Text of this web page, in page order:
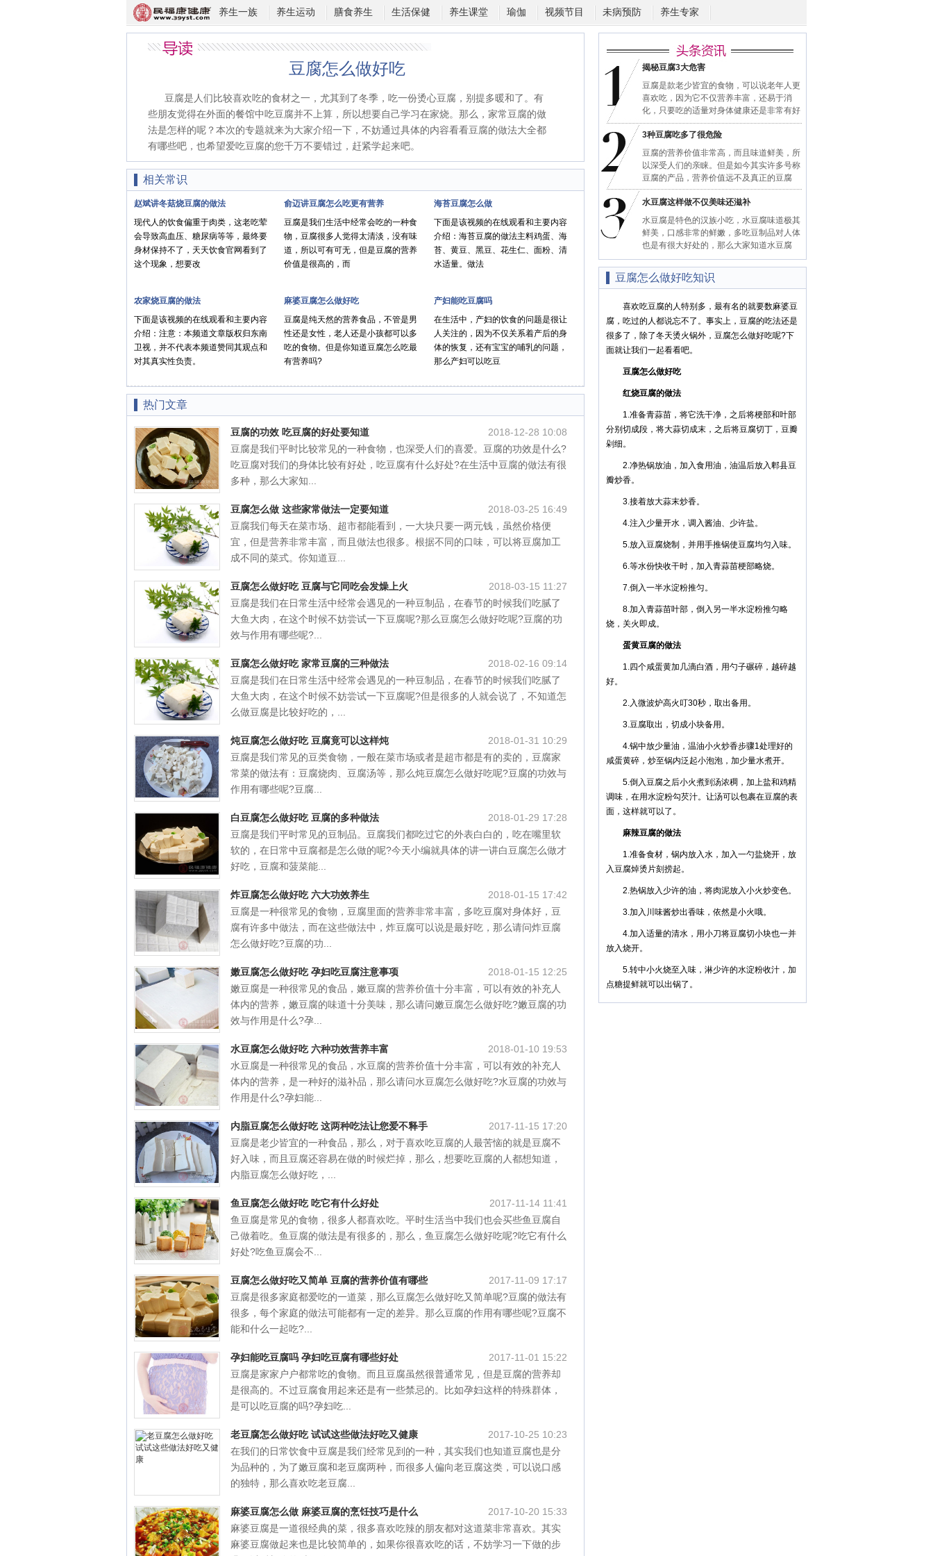
养生一族 养生运动 膳食养生 生活保健 养生课堂 瑜伽 视频节目 未病预防 养生专家
豆腐怎么做好吃
豆腐是人们比较喜欢吃的食材之一，尤其到了冬季，吃一份烫心豆腐，别提多暖和了。有
些朋友觉得在外面的餐馆中吃豆腐并不上算，所以想要自己学习在家烧。那么，家常豆腐的做
法是怎样的呢？本次的专题就来为大家介绍一下，不妨通过具体的内容看看豆腐的做法大全都
有哪些吧，也希望爱吃豆腐的您千万不要错过，赶紧学起来吧。
相关常识
赵斌讲冬菇烧豆腐的做法
现代人的饮食偏重于肉类，这老吃荤
会导致高血压、糖尿病等等，最终要
身材保持不了，天天饮食官网看到了
这个现象，想要改
俞迈讲豆腐怎么吃更有营养
豆腐是我们生活中经常会吃的一种食
物，豆腐很多人觉得太清淡，没有味
道，所以可有可无，但是豆腐的营养
价值是很高的，而
海苔豆腐怎么做
下面是该视频的在线观看和主要内容
介绍：海苔豆腐的做法主料鸡蛋、海
苔、黄豆、黑豆、花生仁、面粉、清
水适量。做法
农家烧豆腐的做法
下面是该视频的在线观看和主要内容
介绍：注意：本频道文章版权归东南
卫视，并不代表本频道赞同其观点和
对其真实性负责。
麻婆豆腐怎么做好吃
豆腐是纯天然的营养食品，不管是男
性还是女性，老人还是小孩都可以多
吃的食物。但是你知道豆腐怎么吃最
有营养吗?
产妇能吃豆腐吗
在生活中，产妇的饮食的问题是很让
人关注的，因为不仅关系着产后的身
体的恢复，还有宝宝的哺乳的问题，
那么产妇可以吃豆
热门文章
豆腐的功效 吃豆腐的好处要知道
2018-12-28 10:08
豆腐是我们平时比较常见的一种食物，也深受人们的喜爱。豆腐的功效是什么?
吃豆腐对我们的身体比较有好处，吃豆腐有什么好处?在生活中豆腐的做法有很
多种，那么大家知...
豆腐怎么做 这些家常做法一定要知道
2018-03-25 16:49
豆腐我们每天在菜市场、超市都能看到，一大块只要一两元钱，虽然价格便
宜，但是营养非常丰富，而且做法也很多。根据不同的口味，可以将豆腐加工
成不同的菜式。你知道豆...
豆腐怎么做好吃 豆腐与它同吃会发燥上火
2018-03-15 11:27
豆腐是我们在日常生活中经常会遇见的一种豆制品，在春节的时候我们吃腻了
大鱼大肉，在这个时候不妨尝试一下豆腐呢?那么豆腐怎么做好吃呢?豆腐的功
效与作用有哪些呢?...
豆腐怎么做好吃 家常豆腐的三种做法
2018-02-16 09:14
豆腐是我们在日常生活中经常会遇见的一种豆制品，在春节的时候我们吃腻了
大鱼大肉，在这个时候不妨尝试一下豆腐呢?但是很多的人就会说了，不知道怎
么做豆腐是比较好吃的，...
炖豆腐怎么做好吃 豆腐竟可以这样炖
2018-01-31 10:29
豆腐是我们常见的豆类食物，一般在菜市场或者是超市都是有的卖的，豆腐家
常菜的做法有：豆腐烧肉、豆腐汤等，那么炖豆腐怎么做好吃呢?豆腐的功效与
作用有哪些呢?豆腐...
白豆腐怎么做好吃 豆腐的多种做法
2018-01-29 17:28
豆腐是我们平时常见的豆制品。豆腐我们都吃过它的外表白白的，吃在嘴里软
软的，在日常中豆腐都是怎么做的呢?今天小编就具体的讲一讲白豆腐怎么做才
好吃，豆腐和菠菜能...
炸豆腐怎么做好吃 六大功效养生
2018-01-15 17:42
豆腐是一种很常见的食物，豆腐里面的营养非常丰富，多吃豆腐对身体好，豆
腐有许多中做法，而在这些做法中，炸豆腐可以说是最好吃，那么请问炸豆腐
怎么做好吃?豆腐的功...
嫩豆腐怎么做好吃 孕妇吃豆腐注意事项
2018-01-15 12:25
嫩豆腐是一种很常见的食品，嫩豆腐的营养价值十分丰富，可以有效的补充人
体内的营养，嫩豆腐的味道十分美味，那么请问嫩豆腐怎么做好吃?嫩豆腐的功
效与作用是什么?孕...
水豆腐怎么做好吃 六种功效营养丰富
2018-01-10 19:53
水豆腐是一种很常见的食品，水豆腐的营养价值十分丰富，可以有效的补充人
体内的营养，是一种好的滋补品，那么请问水豆腐怎么做好吃?水豆腐的功效与
作用是什么?孕妇能...
内脂豆腐怎么做好吃 这两种吃法让您爱不释手
2017-11-15 17:20
豆腐是老少皆宜的一种食品，那么，对于喜欢吃豆腐的人最苦恼的就是豆腐不
好入味，而且豆腐还容易在做的时候烂掉，那么，想要吃豆腐的人都想知道，
内脂豆腐怎么做好吃，...
鱼豆腐怎么做好吃 吃它有什么好处
2017-11-14 11:41
鱼豆腐是常见的食物，很多人都喜欢吃。平时生活当中我们也会买些鱼豆腐自
己做着吃。鱼豆腐的做法是有很多的，那么，鱼豆腐怎么做好吃呢?吃它有什么
好处?吃鱼豆腐会不...
豆腐怎么做好吃又简单 豆腐的营养价值有哪些
2017-11-09 17:17
豆腐是很多家庭都爱吃的一道菜，那么豆腐怎么做好吃又简单呢?豆腐的做法有
很多，每个家庭的做法可能都有一定的差异。那么豆腐的作用有哪些呢?豆腐不
能和什么一起吃?...
孕妇能吃豆腐吗 孕妇吃豆腐有哪些好处
2017-11-01 15:22
豆腐是家家户户都常吃的食物。而且豆腐虽然很普通常见，但是豆腐的营养却
是很高的。不过豆腐食用起来还是有一些禁忌的。比如孕妇这样的特殊群体，
是可以吃豆腐的吗?孕妇吃...
老豆腐怎么做好吃 试试这些做法好吃又健康
2017-10-25 10:23
在我们的日常饮食中豆腐是我们经常见到的一种，其实我们也知道豆腐也是分
为品种的，为了嫩豆腐和老豆腐两种，而很多人偏向老豆腐这类，可以说口感
的独特，那么喜欢吃老豆腐...
麻婆豆腐怎么做 麻婆豆腐的烹饪技巧是什么
2017-10-20 15:33
麻婆豆腐是一道很经典的菜，很多喜欢吃辣的朋友都对这道菜非常喜欢。其实
麻婆豆腐做起来也是比较简单的，如果你很喜欢吃的话，不妨学习一下做的步
揭秘豆腐3大危害
豆腐是款老少皆宜的食物，可以说老年人更
喜欢吃，因为它不仅营养丰富，还易于消
化，只要吃的适量对身体健康还是非常有好
3种豆腐吃多了很危险
豆腐的营养价值非常高，而且味道鲜美，所
以深受人们的亲睐。但是如今其实许多号称
豆腐的产品，营养价值远不及真正的豆腐
水豆腐这样做不仅美味还滋补
水豆腐是特色的汉族小吃，水豆腐味道极其
鲜美，口感非常的鲜嫩，多吃豆制品对人体
也是有很大好处的，那么大家知道水豆腐
豆腐怎么做好吃知识
喜欢吃豆腐的人特别多，最有名的就要数麻婆豆
腐，吃过的人都说忘不了。事实上，豆腐的吃法还是
很多了，除了冬天烫火锅外，豆腐怎么做好吃呢?下
面就让我们一起看看吧。
豆腐怎么做好吃
红烧豆腐的做法
1.准备青蒜苗，将它洗干净，之后将梗部和叶部
分别切成段，将大蒜切成末，之后将豆腐切丁，豆瓣
剁细。
2.净热锅放油，加入食用油，油温后放入郫县豆
瓣炒香。
3.接着放大蒜末炒香。
4.注入少量开水，调入酱油、少许盐。
5.放入豆腐烧制，并用手推锅使豆腐均匀入味。
6.等水份快收干时，加入青蒜苗梗部略烧。
7.倒入一半水淀粉推匀。
8.加入青蒜苗叶部，倒入另一半水淀粉推匀略
烧，关火即成。
蛋黄豆腐的做法
1.四个咸蛋黄加几滴白酒，用勺子碾碎，越碎越
好。
2.入微波炉高火叮30秒，取出备用。
3.豆腐取出，切成小块备用。
4.锅中放少量油，温油小火炒香步骤1处理好的
咸蛋黄碎，炒至锅内泛起小泡泡，加少量水煮开。
5.倒入豆腐之后小火煮到汤浓稠，加上盐和鸡精
调味，在用水淀粉勾芡汁。让汤可以包裹在豆腐的表
面，这样就可以了。
麻辣豆腐的做法
1.准备食材，锅内放入水，加入一勺盐烧开，放
入豆腐焯烫片刻捞起。
2.热锅放入少许的油，将肉泥放入小火炒变色。
3.加入川味酱炒出香味，依然是小火哦。
4.加入适量的清水，用小刀将豆腐切小块也一并
放入烧开。
5.转中小火烧至入味，淋少许的水淀粉收汁，加
点糖提鲜就可以出锅了。